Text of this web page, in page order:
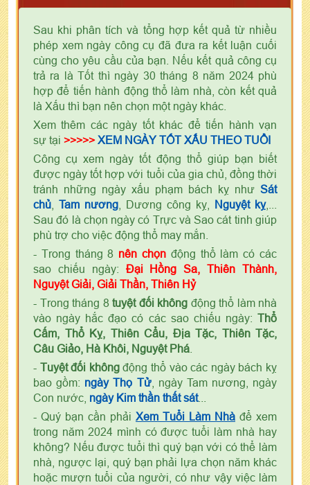
Sau khi phân tích và tổng hợp kết quả từ nhiều
phép xem ngày công cụ đã đưa ra kết luận cuối
cùng cho yêu cầu của bạn. Nếu kết quả công cụ
trả ra là Tốt thì ngày 30 tháng 8 năm 2024 phù
hợp để tiến hành động thổ làm nhà, còn kết quả
là Xấu thì bạn nên chọn một ngày khác.
Xem thêm các ngày tốt khác để tiến hành vạn
sự tại >>>>> XEM NGÀY TỐT XẤU THEO TUỔI
Công cụ xem ngày tốt động thổ giúp bạn biết
được ngày tốt hợp với tuổi của gia chủ, đồng thời
tránh những ngày xấu phạm bách kỵ như Sát
chủ
Tam nương , Dương công kỵ, Nguyệt kỵ,...
Sau đó là chọn ngày có Trực và Sao cát tinh giúp
phù trợ cho việc động thổ may mắn.
- Trong tháng 8 nên chọn động thổ làm có các
sao chiếu ngày: Đại Hồng Sa, Thiên Thành,
Nguyệt Giải, Giải Thần, Thiên Hỷ
- Trong tháng 8 tuyệt đối không động thổ làm nhà
vào ngày hắc đạo có các sao chiếu ngày: Thổ
Cấm, Thổ Kỵ, Thiên Cẩu, Địa Tặc, Thiên Tặc,
Câu Giảo, Hà Khôi, Nguyệt Phá
- Tuyệt đối khôngđộng thổ vào các ngày bách kỵ
bao gồm: ngày Thọ Tử, ngày Tam nương, ngày
Con nước, ngày Kim thần thất sát...
- Quý bạn cần phải Xem Tuổi Làm Nhà để xem
trong năm 2024 mình có được tuổi làm nhà hay
không? Nếu được tuổi thì quý bạn với có thể làm
nhà, ngược lại, quý bạn phải lựa chọn năm khác
hoặc mượn tuổi của người, có như vậy việc làm